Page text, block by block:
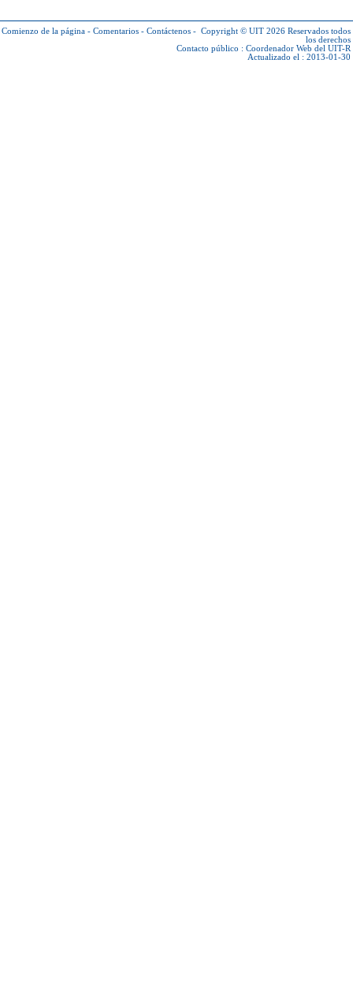
Comienzo de la página - Comentarios - Contáctenos - Copyright © UIT 2026 Reservados todos
los derechos
Contacto público : Coordenador Web del UIT-R
Actualizado el : 2013-01-30